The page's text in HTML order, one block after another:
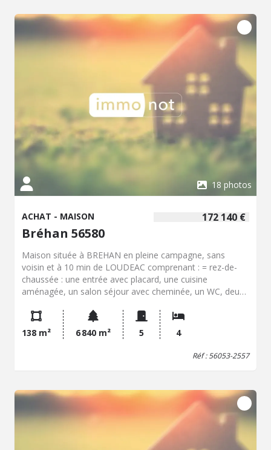
risques auxquels ce bien est exposé sont disponibles sur
le site Géorisques : www.georisques.gouv.fr ?" (C. envir.
art. R 125-25, I modifié)
18 photos
172 140 €
ACHAT - MAISON
Bréhan 56580
Maison située à BREHAN en pleine campagne, sans
voisin et à 10 min de LOUDEAC comprenant : = rez-de-
chaussée : une entrée avec placard, une cuisine
aménagée, un salon séjour avec cheminée, un WC, deux
un palier, deux chambres, un bureau avec une pièce en
enfilade, un rangement. Sous sol total avec garage,
buanderie. Un hangar d'environ 50m² Le tout sur une
138 m² 6 840 m² 5 4
Réf : 56053-2557